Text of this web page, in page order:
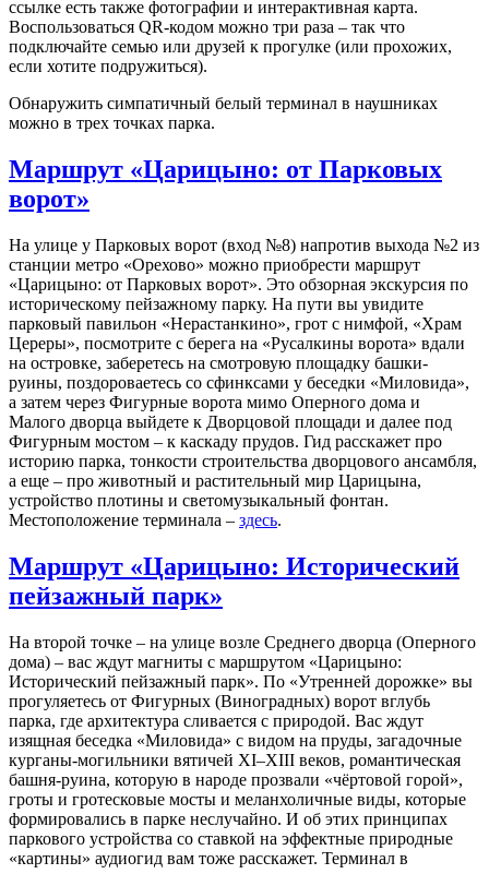
ссылке есть также фотографии и интерактивная карта.
Воспользоваться QR-кодом можно три раза – так что
подключайте семью или друзей к прогулке (или прохожих,
если хотите подружиться).
Обнаружить симпатичный белый терминал в наушниках
можно в трех точках парка.
Маршрут «Царицыно: от Парковых
ворот»
На улице у Парковых ворот (вход №8) напротив выхода №2 из
станции метро «Орехово» можно приобрести маршрут
«Царицыно: от Парковых ворот». Это обзорная экскурсия по
историческому пейзажному парку. На пути вы увидите
парковый павильон «Нерастанкино», грот с нимфой, «Храм
Цереры», посмотрите с берега на «Русалкины ворота» вдали
на островке, заберетесь на смотровую площадку башки-
руины, поздороваетесь со сфинксами у беседки «Миловида»,
а затем через Фигурные ворота мимо Оперного дома и
Малого дворца выйдете к Дворцовой площади и далее под
Фигурным мостом – к каскаду прудов. Гид расскажет про
историю парка, тонкости строительства дворцового ансамбля,
а еще – про животный и растительный мир Царицына,
устройство плотины и светомузыкальный фонтан.
Местоположение терминала – здесь.
Маршрут «Царицыно: Исторический
пейзажный парк»
На второй точке – на улице возле Среднего дворца (Оперного
дома) – вас ждут магниты с маршрутом «Царицыно:
Исторический пейзажный парк». По «Утренней дорожке» вы
прогуляетесь от Фигурных (Виноградных) ворот вглубь
парка, где архитектура сливается с природой. Вас ждут
изящная беседка «Миловида» с видом на пруды, загадочные
курганы-могильники вятичей XI–XIII веков, романтическая
башня-руина, которую в народе прозвали «чёртовой горой»,
гроты и гротесковые мосты и меланхоличные виды, которые
формировались в парке неслучайно. И об этих принципах
паркового устройства со ставкой на эффектные природные
«картины» аудиогид вам тоже расскажет. Терминал в